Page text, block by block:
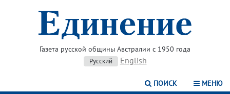
Газета русской общины Австралии с 1950 года
Русский English
ПОИСК МЕНЮ